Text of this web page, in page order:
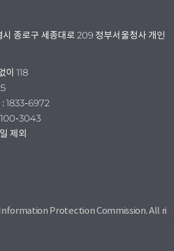
종로구 세종대로 209 정부서울청사 개인
이 118
: 1833-6972
3043
제외
Protection Commission. All ri